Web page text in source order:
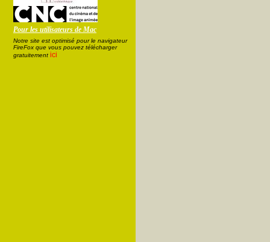
Pour les utilisateurs de Mac
Notre site est optimisé pour le navigateur
FireFox que vous pouvez télécharger
gratuitement ici